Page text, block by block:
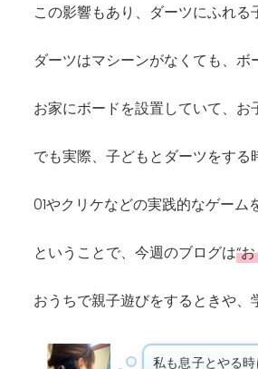
この影響もあり、ダーツにふれる
ダーツはマシーンがなくても、ボ
お家にボードを設置していて、お
でも実際、子どもとダーツをする
01やクリケなどの実践的なゲーム
ということで、今週のブログは“
おうちで親子遊びをするときや
私も息子とやる